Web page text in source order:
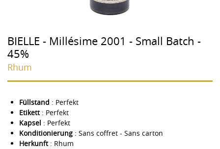
BIELLE - Millésime 2001 - Small Batch -
45%
Rhum
Füllstand : Perfekt
Etikett: Perfekt
Kapsel : Perfekt
Konditionierung : Sans coffret - Sans carton
Herkunft: Rhum